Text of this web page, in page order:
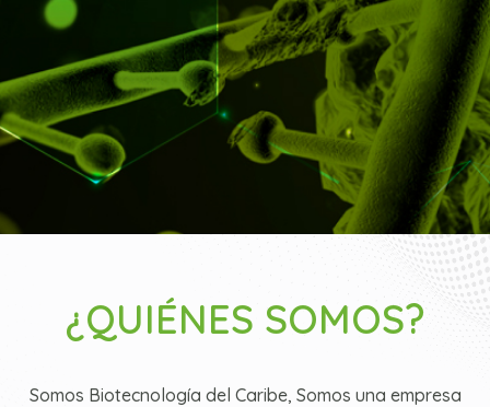
¿QUIÉNES SOMOS?
Somos Biotecnología del Caribe, Somos una empresa